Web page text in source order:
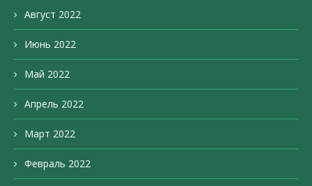
Август 2022
Июнь 2022
Май 2022
Апрель 2022
Март 2022
Февраль 2022